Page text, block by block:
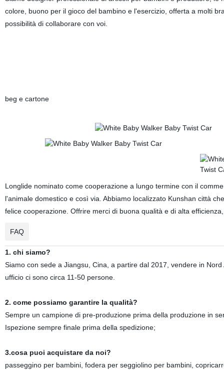
colore, buono per il gioco del bambino e l'esercizio, offerta a molti
possibilità di collaborare con voi.
beg e cartone
Longlide nominato come cooperazione a lungo termine con il
l'animale domestico e così via. Abbiamo localizzato Kunshan città
felice cooperazione. Offrire merci di buona qualità e di alta
FAQ
1. chi siamo?
Siamo con sede a Jiangsu, Cina, a partire dal 2017, vendere in
ufficio ci sono circa 11-50 persone.
2. come possiamo garantire la qualità?
Sempre un campione di pre-produzione prima della produzione in
Ispezione sempre finale prima della spedizione;
3.cosa puoi acquistare da noi?
passeggino per bambini, fodera per seggiolino per bambini,